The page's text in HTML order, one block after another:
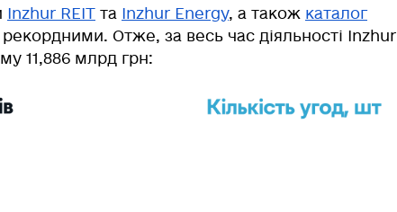
Inzhur REIT та Inzhur Energy, а також каталог
Отже, за весь час діяльності Inzhur
11,886 млрд грн: